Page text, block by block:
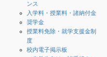
ンス
入学料・授業料・諸納付金
奨学金
授業料免除・就学支援金制
度
校内電子掲示板